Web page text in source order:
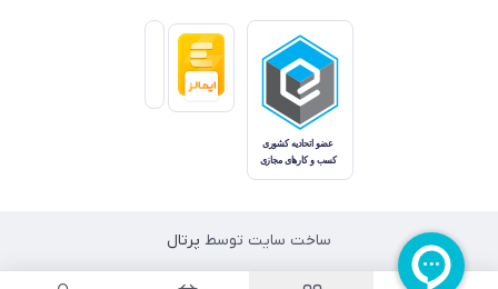
ساخت سایت توسط پرتال